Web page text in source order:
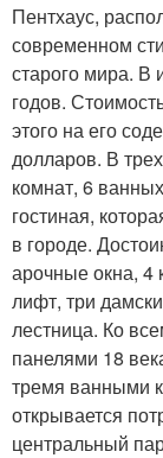
Пентхаус,
современном
старого мира. В
годов.
этого на его
долларов. В
комнат, 6
гостиная,
в городе.
арочные окна, 4
лифт, три
лестница. Ко
панелями 18
тремя ванными
открывается
центральный